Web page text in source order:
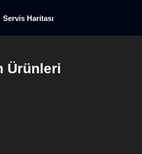
Servis Haritası
Ürünleri